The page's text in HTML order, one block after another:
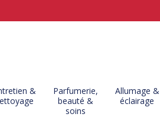
&
Parfumerie,
beauté &
soins
Allumage &
éclairage